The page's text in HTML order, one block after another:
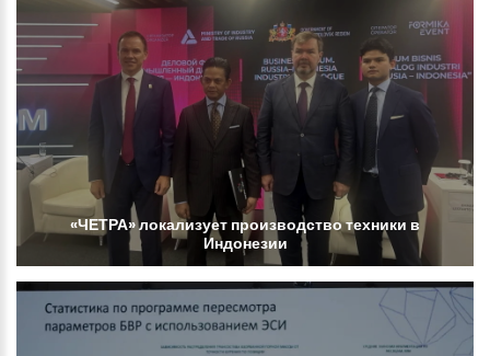
«ЧЕТРА»локализует производствотехники в
Индонезии